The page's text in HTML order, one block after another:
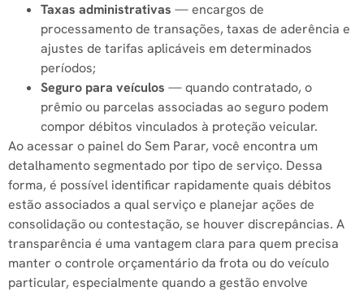
Taxas administrativas — encargos de
processamento de transações, taxas de aderência e
ajustes de tarifas aplicáveis em determinados
períodos;
Seguro para veículos — quando contratado, o
prêmio ou parcelas associadas ao seguro podem
compor débitos vinculados à proteção veicular.
Ao acessar o painel do Sem Parar, você encontra um
detalhamento segmentado por tipo de serviço. Dessa
forma, é possível identificar rapidamente quais débitos
estão associados a qual serviço e planejar ações de
consolidação ou contestação, se houver discrepâncias. A
transparência é uma vantagem clara para quem precisa
manter o controle orçamentário da frota ou do veículo
particular, especialmente quando a gestão envolve